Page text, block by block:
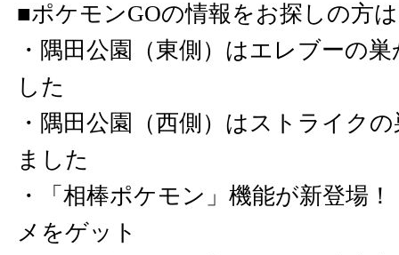
■ポケモンGOの情報をお探しの方
・ 隅田公園（東側）はエレブーの
した
・ 隅田公園（西側）はストライク
ました
・
「相棒ポケモン」機能が新登場
メをゲット